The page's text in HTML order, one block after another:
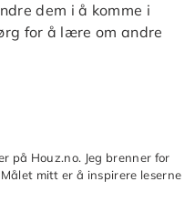
dem i å komme i
for å lære om andre
på Houz.no. Jeg brenner for
mitt er å inspirere leserne